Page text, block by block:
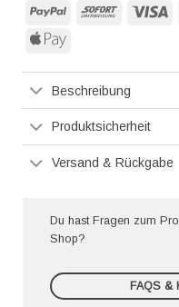
PayPal Sofort
Apple
Beschreibung
Produktsicherheit
Versand & Rückgabe
Du hast Fragen zum
Shop?
FAQS &